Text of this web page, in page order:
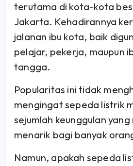
terutama di kota-kota
Jakarta. Kehadirannya
jalanan ibu kota, baik
pelajar, pekerja, maupun
tangga.
Popularitas ini tidak
mengingat sepeda listrik
sejumlah keunggulan
menarik bagi banyak
Namun, apakah sepeda